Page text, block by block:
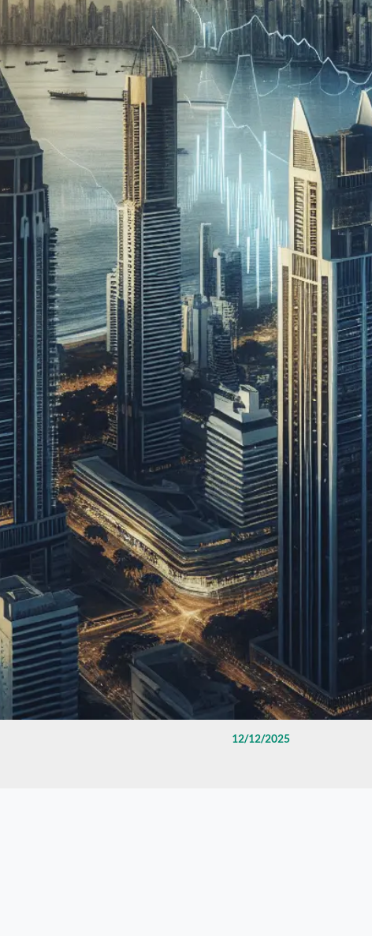
12/12/2025